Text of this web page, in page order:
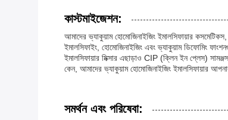
কাস্টমাইজেশন:
আমাদের ভ্যাকুয়াম হোমোজিনাইজিং ইমালসিফায়ার কসমেটিকস,
ইমালসিফাইং, হোমোজিনাইজিং এবং ভ্যাকুয়াম ডিফোমিং
ইমালসিফায়ার মিক্সার এছাড়াও CIP (ক্লিন ইন প্লেস)
কেন, আমাদের ভ্যাকুয়াম হোমোজিনাইজিং ইমালসিফায়ার
সমর্থন এবং পরিষেবা: